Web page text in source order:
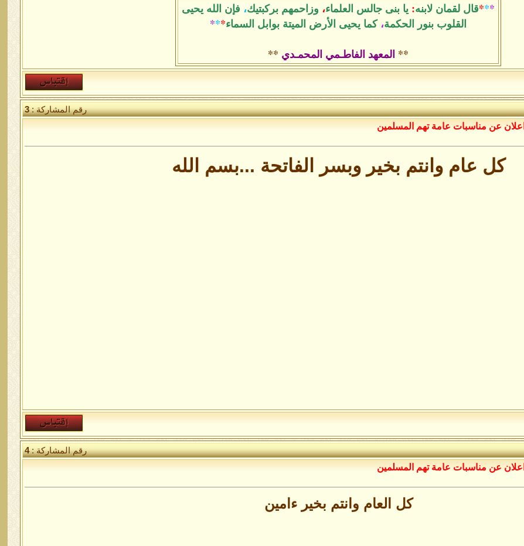
*
*
*قال لقمان لابنه: يا بنى جالس العلماء، وزاحمهم بركبتيك، فإن الله يحيى
القلوب بنور الحكمة، كما يحيى الأرض الميتة بوابل السماء*
*
*
** المعهد الفاطـمي المحمـدي **
رقم المشاركة :3
اعلان عن مناسبات عامة تهم المسلمين
كل عام وانتم بخير وبسر الفاتحة ...بسم الله
رقم المشاركة :4
اعلان عن مناسبات عامة تهم المسلمين
كل العام وانتم بخير ءامين